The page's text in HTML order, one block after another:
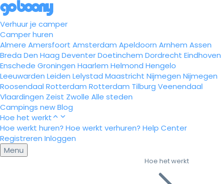
Verhuur je camper
Camper huren
Almere Amersfoort Amsterdam Apeldoorn Arnhem Assen
Breda Den Haag DeventerDoetinchem Dordrecht Eindhoven
Enschede Groningen Haarlem Helmond Hengelo
Leeuwarden Leiden Lelystad Maastricht Nijmegen Nijmegen
Roosendaal Rotterdam Rotterdam Tilburg Veenendaal
Vlaardingen Zeist Zwolle Alle steden
Campings newBlog
Hoe het werkt
Hoe werkt huren? Hoe werkt verhuren? Help Center
Registreren Inloggen
Menu
Hoe het werkt